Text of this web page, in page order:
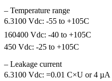
– Temperature range
6.3100 Vdc: -55 to +105C
160400 Vdc: -40 to +105C
450 Vdc: -25 to +105C
– Leakage current
6.3100 Vdc: =0.01 C×U or 4 µA